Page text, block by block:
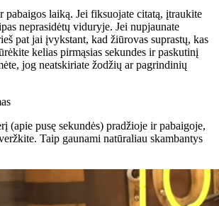
pabaigos laiką. Jei fiksuojate citatą, įtraukite
neprasidėtų viduryje. Jei nupjaunate
pat jai įvykstant, kad žiūrovas suprastų, kas
kelias pirmąsias sekundes ir paskutinį
jog neatskiriate žodžių ar pagrindinių
(apie pusę sekundės) pradžioje ir pabaigoje,
Taip gaunami natūraliau skambantys